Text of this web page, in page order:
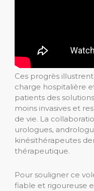
Ces progrès
charge hospitalière
patients des
moins invasives et
de vie. La
urologues,
kinésithérapeutes
thérapeutique.
Pour souligner ce
fiable et rigoureuse